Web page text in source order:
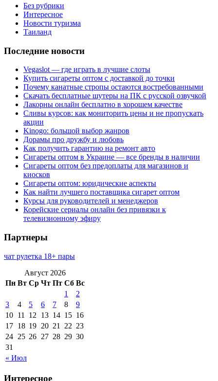
Без рубрики
Интересное
Новости туризма
Таиланд
Последние новости
Vegaslot — где играть в лучшие слоты
Купить сигареты оптом с доставкой до точки
Почему канатные стропы остаются востребованными
Скачать бесплатные шутеры на ПК с русской озвучкой
Лакорны онлайн бесплатно в хорошем качестве
Сливы курсов: как мониторить цены и не пропускать
акции
Kinogo: большой выбор жанров
Дорамы про дружбу и любовь
Как получить гарантию на ремонт авто
Сигареты оптом в Украине — все бренды в наличии
Сигареты оптом без предоплаты для магазинов и
киосков
Сигареты оптом: юридические аспекты
Как найти лучшего поставщика сигарет оптом
Курсы для руководителей и менеджеров
Корейские сериалы онлайн без привязки к
телевизионному эфиру
Партнеры
чат рулетка 18+ пары
Август 2026
Пн Вт Ср Чт Пт Сб Вс
« Июл
1
2
3
4 5 6 7 8
9
10 11 12 13 14 15 16
17 18 19 20 21 22 23
24 25 26 27 28 29 30
31
Интересное